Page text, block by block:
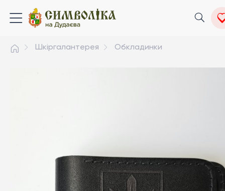
Шкіргалантерея Обкладинки